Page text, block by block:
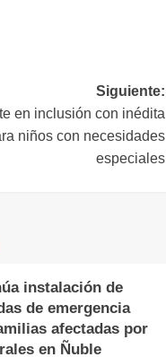
Siguiente:
en inclusión con inédita
niños con necesidades
especiales
instalación de
de emergencia
afectadas por
en Ñuble